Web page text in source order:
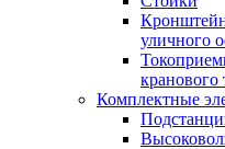
уличного
кранового
Комплектные